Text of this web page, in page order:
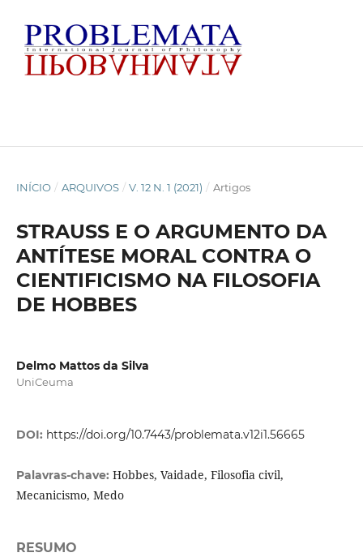
INÍCIO / ARQUIVOS / V. 12 N. 1 (2021) / Artigos
STRAUSS E O ARGUMENTO DA
ANTÍTESE MORAL CONTRA O
CIENTIFICISMO NA FILOSOFIA
DE HOBBES
Delmo Mattos da Silva
UniCeuma
DOI: https://doi.org/10.7443/problemata.v12i1.56665
Palavras-chave: Hobbes, Vaidade, Filosofia civil,
Mecanicismo, Medo
RESUMO